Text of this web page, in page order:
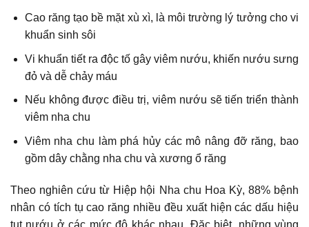
Cao răng tạo bề mặt xù xì, là môi trường lý tưởng cho vi
khuẩn sinh sôi
Vi khuẩn tiết ra độc tố gây viêm nướu, khiến nướu sưng
đỏ và dễ chảy máu
Nếu không được điều trị, viêm nướu sẽ tiến triển thành
viêm nha chu
Viêm nha chu làm phá hủy các mô nâng đỡ răng, bao
gồm dây chằng nha chu và xương ổ răng
Theo nghiên cứu từ Hiệp hội Nha chu Hoa Kỳ, 88% bệnh
nhân có tích tụ cao răng nhiều đều xuất hiện các dấu hiệu
tụt nướu ở các mức độ khác nhau. Đặc biệt, những vùng